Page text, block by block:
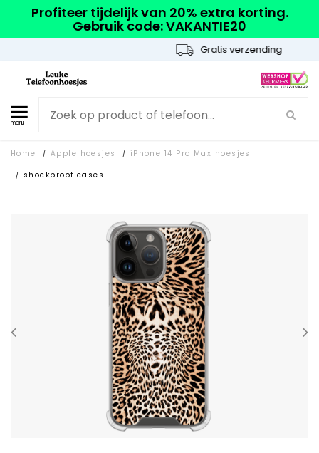
Profiteer tijdelijk van 20% extra korting.
Gebruik code: VAKANTIE20
Gratis verzending
menu
Home / Apple hoesjes / iPhone 14 Pro Max hoesjes
/ shockproof cases